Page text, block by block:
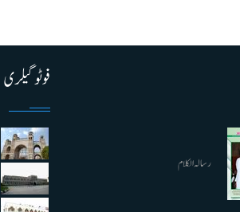
رسالہ الکلام
فوٹو گیلری